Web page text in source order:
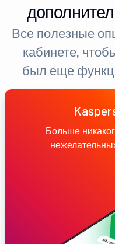
Все полезные
кабинете,
был еще
Больше